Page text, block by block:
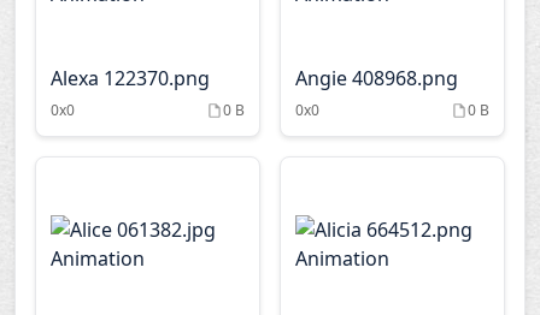
Alexa 122370.png
0x0 0 B
Angie 408968.png
0x0 0 B